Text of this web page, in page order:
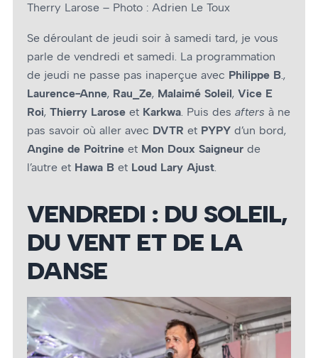
Therry Larose – Photo : Adrien Le Toux
Se déroulant de jeudi soir à samedi tard, je vous
parle de vendredi et samedi. La programmation
de jeudi ne passe pas inaperçue avec Philippe B .,
Laurence-Anne, Rau_Ze, Malaimé Soleil, Vice E
Roi, Thierry Larose et Karkwa . Puis des afters à ne
pas savoir où aller avec DVTR et PYPY d’un bord,
Angine de Poitrine et Mon Doux Saigneur de
l’autre et Hawa B et Loud Lary Ajust
VENDREDI : DU SOLEIL,
DU VENT ET DE LA
DANSE